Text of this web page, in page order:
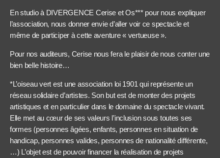
En studio à DIVERGENCE Cerise et Os*** pour nous expliquer
l’association, nous donner envie d’aller voir ce spectacle et
même de participer à cette aventure « vertueuse ».
Pour nos auditeurs, Cerise nous fera le plaisir de nous conter une
bien belle histoire…
*L’oiseau vert est une association loi 1901 qui représente un
réseau solidaire d’artistes. Son but est de monter des projets
artistiques et en particulier dans le domaine du spectacle vivant.
Elle met au cœur de ses valeurs l’inclusion sous toutes ses
formes (personnes âgées, enfants, personnes en situation de
handicap, personnes valides, personnes de nationalité différente,
…) L’objet est de pouvoir financer la réalisation de projets